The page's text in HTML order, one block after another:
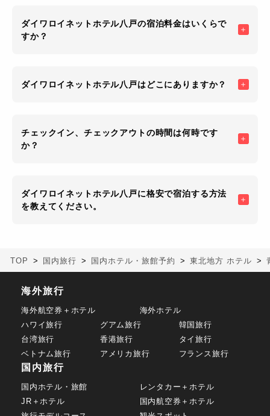
ダイワロイネットホテル八戸の宿泊料金はいくらで
すか？
ダイワロイネットホテル八戸はどこにありますか？
チェックイン、チェックアウトの時間は何時です
か？
ダイワロイネットホテル八戸に格安で宿泊する方法
を教えてください。
TOP 国内旅行 国内ホテル・旅館予約 東北地方 ホテル
海外旅行
海外航空券＋ホテル
海外ホテル
ハワイ旅行
グアム旅行
韓国旅行
台湾旅行
香港旅行
タイ旅行
ベトナム旅行
アメリカ旅行 フランス旅行
国内旅行
国内ホテル・旅館
レンタカー＋ホテル
JR＋ホテル
国内航空券＋ホテル